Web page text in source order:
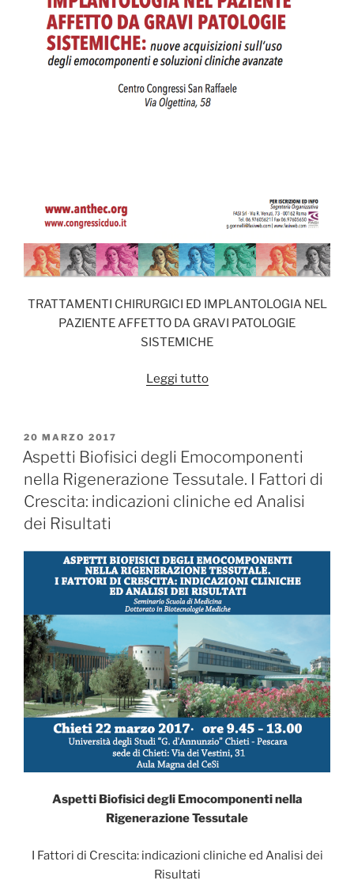
TRATTAMENTI CHIRURGICI ED IMPLANTOLOGIA NEL
PAZIENTE AFFETTO DA GRAVI PATOLOGIE
SISTEMICHE
Leggi tutto“TRATTAMENTI
NEL
PAZIENTE
AFFETTO
DA
PATOLOGIE
SISTEMICHE”
PUBBLICATO
IL
20 MARZO 2017
Aspetti Biofisici degli Emocomponenti
nella Rigenerazione Tessutale. I Fattori di
Crescita: indicazioni cliniche ed Analisi
dei Risultati
Aspetti Biofisici degli Emocomponenti nella
Rigenerazione Tessutale
I Fattori di Crescita: indicazioni cliniche ed Analisi dei
Risultati